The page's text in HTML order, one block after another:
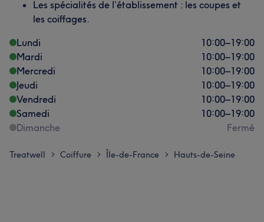
Les spécialités de l’établissement : les coupes et
les coiffages.
Lundi
10:00–19:00
Mardi
10:00–19:00
Mercredi
10:00–19:00
Jeudi
10:00–19:00
Vendredi
10:00–19:00
Samedi
10:00–19:00
Dimanche
Fermé
Treatwell > Coiffure > Île-de-France > Hauts-de-Seine